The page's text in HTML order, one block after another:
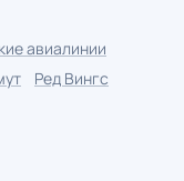
авиалинии
Ред Вингс